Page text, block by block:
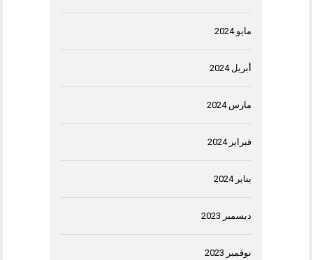
مايو 2024
أبريل 2024
مارس 2024
فبراير 2024
يناير 2024
ديسمبر 2023
نوفمبر 2023